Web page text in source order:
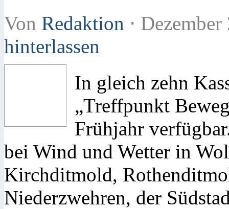
Von Redaktion ⋅
hinterlassen
In gleich zehn
„Treffpunkt
Frühjahr
bei Wind und Wetter in
Kirchditmold,
Niederzwehren, der